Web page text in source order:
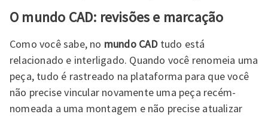
O mundo CAD: revisões e marcação
Como você sabe, no mundo CADtudo está
relacionado e interligado. Quando você renomeia uma
peça, tudo é rastreado na plataforma para que você
não precise vincular novamente uma peça recém-
nomeada a uma montagem e não precise atualizar